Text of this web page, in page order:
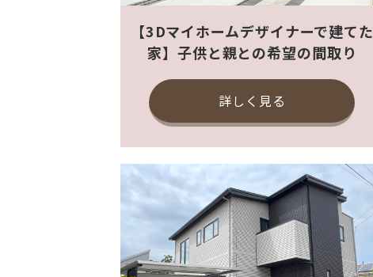
【3Dマイホームデザイナーで建てた
家】子供と親との希望の間取り
詳しく見る